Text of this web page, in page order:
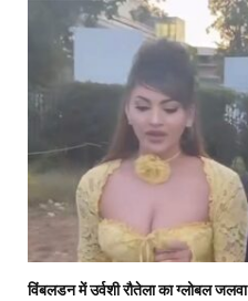
विंबलडन में उर्वशी रौतेला का ग्लोबल जलवा